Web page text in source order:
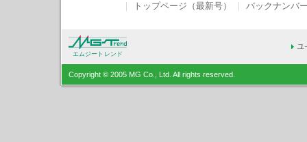
トップページ（最新号） バックナンバ
エムジートレンド
Copyright © 2005 MG Co., Ltd. All rights reserved.